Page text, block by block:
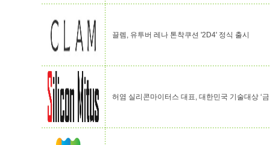
끌렘, 유투버 레나 톤착쿠션 '2D4' 정식 출시
허염 실리콘마이터스 대표, 대한민국 기술대상 ‘